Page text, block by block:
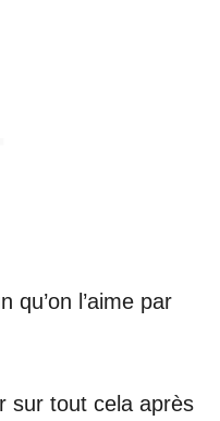
qu’on l’aime par
sur tout cela après